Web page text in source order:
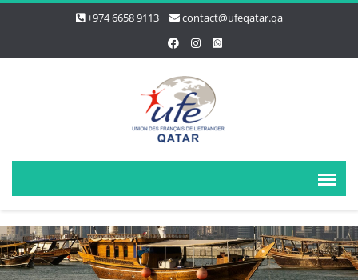
+974 6658 9113 contact@ufeqatar.qa